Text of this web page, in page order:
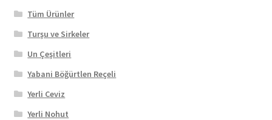
Tüm Ürünler
Turşu ve Sirkeler
Un Çeşitleri
Yabani Böğürtlen Reçeli
Yerli Ceviz
Yerli Nohut